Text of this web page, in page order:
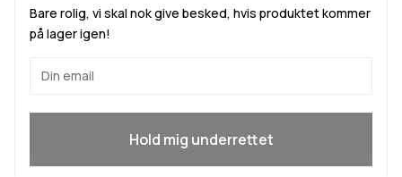
Bare rolig, vi skal nok give besked, hvis produktet kommer
på lager igen!
Hold mig underrettet